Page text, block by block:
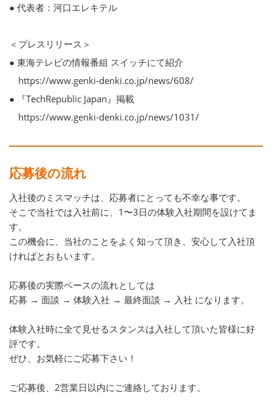
● 代表者：河口エレキテル
＜プレスリリース＞
● 東海テレビの情報番組 スイッチにて紹介
https://www.genki-denki.co.jp/news/608/
● 『TechRepublic Japan』掲載
https://www.genki-denki.co.jp/news/1031/
応募後の流れ
入社後のミスマッチは、応募者にとっても不幸な事です。
そこで当社では入社前に、1〜3日の体験入社期間を設けてま
す。
この機会に、当社のことをよく知って頂き、安心して入社頂
ければとおもいます。
応募後の実際ベースの流れとしては
応募 → 面談 → 体験入社 → 最終面談 → 入社 になります。
体験入社時に全て見せるスタンスは入社して頂いた皆様に好
評です。
ぜひ、お気軽にご応募下さい！
ご応募後、2営業日以内にご連絡しております。